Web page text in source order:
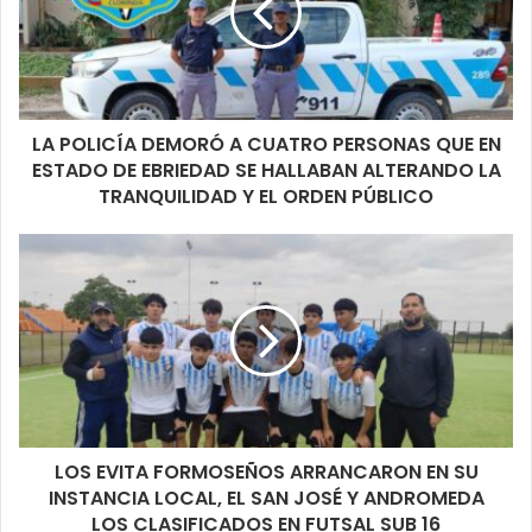
LA POLICÍA DEMORÓ A CUATRO PERSONAS QUE EN
ESTADO DE EBRIEDAD SE HALLABAN ALTERANDO LA
TRANQUILIDAD Y EL ORDEN PÚBLICO
LOS EVITA FORMOSEÑOS ARRANCARON EN SU
INSTANCIA LOCAL, EL SAN JOSÉ Y ANDROMEDA
LOS CLASIFICADOS EN FUTSAL SUB 16